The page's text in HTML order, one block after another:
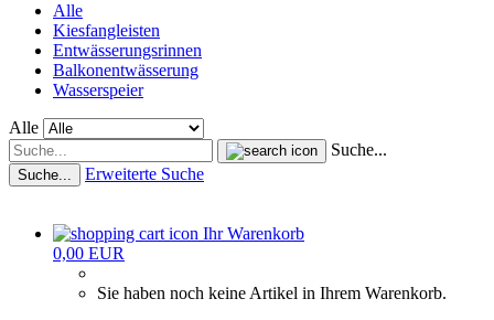
Alle
Kiesfangleisten
Entwässerungsrinnen
Balkonentwässerung
Wasserspeier
Alle
Suche...
Suche... Erweiterte Suche
Ihr Warenkorb
0,00 EUR
Sie haben noch keine Artikel in Ihrem Warenkorb.